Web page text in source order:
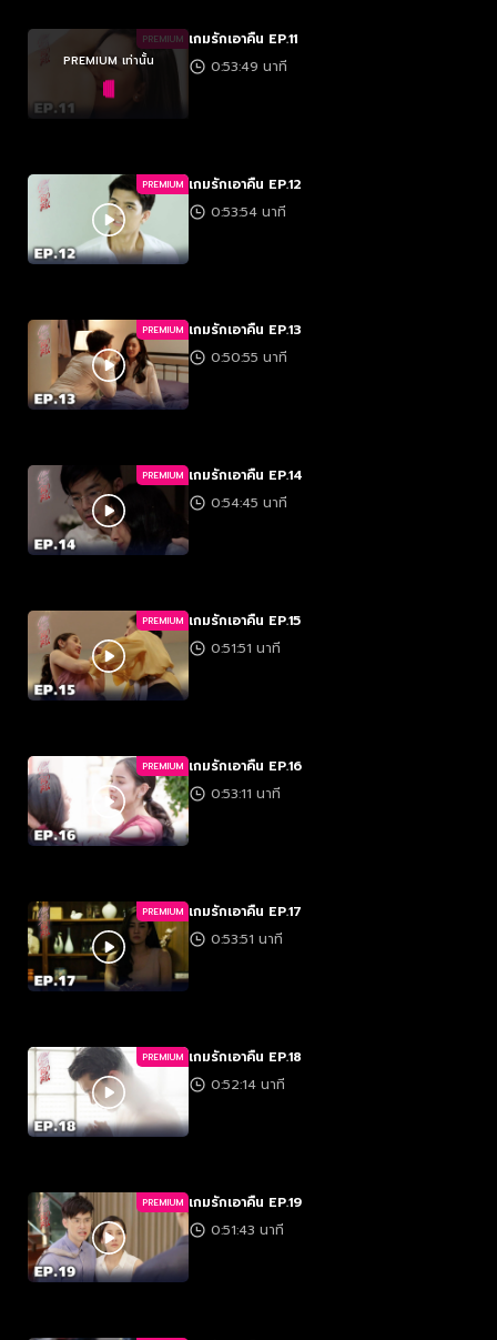
PREMIUM
PREMIUM เท่านั้น
เกมรักเอาคืน EP.11
0:53:49 นาที
PREMIUM เกมรักเอาคืน EP.12
0:53:54 นาที
PREMIUM เกมรักเอาคืน EP.13
0:50:55 นาที
PREMIUM เกมรักเอาคืน EP.14
0:54:45 นาที
PREMIUM เกมรักเอาคืน EP.15
0:51:51 นาที
PREMIUM เกมรักเอาคืน EP.16
0:53:11 นาที
PREMIUM เกมรักเอาคืน EP.17
0:53:51 นาที
PREMIUM เกมรักเอาคืน EP.18
0:52:14 นาที
PREMIUM เกมรักเอาคืน EP.19
0:51:43 นาที